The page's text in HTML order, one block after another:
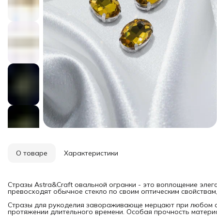
О товаре Характеристики
Стразы Astra&Craft овальной огранки - это воплощение
превосходят обычное стекло по своим оптическим
Стразы для рукоделия завораживающе мерцают при любом
протяжении длительного времени. Особая прочность